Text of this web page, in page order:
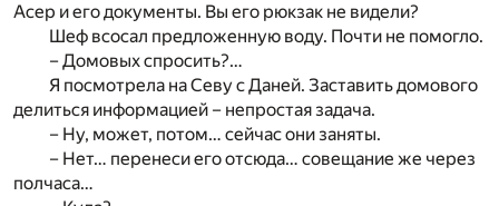
Асер и его документы. Вы его рюкзак не видели?
Шеф всосал предложенную воду. Почти не помогло.
– Домовых спросить?…
Я посмотрела на Севу с Даней. Заставить домового
делиться информацией – непростая задача.
– Ну, может, потом… сейчас они заняты.
– Нет… перенеси его отсюда… совещание же через
полчаса…